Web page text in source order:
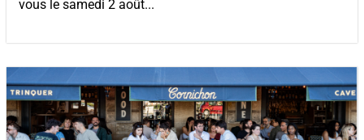
vous le samedi 2 août...